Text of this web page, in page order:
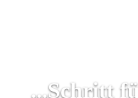
...Schritt